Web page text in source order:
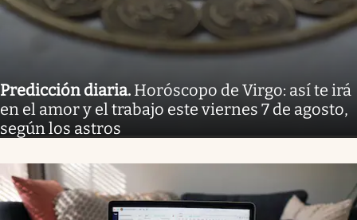
Predicción diaria. Horóscopo de Virgo: así te irá
en el amor y el trabajo este viernes 7 de agosto,
según los astros